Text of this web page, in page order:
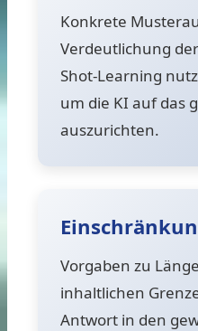
Konkrete
Verdeutlichung
Shot-Learning
um die KI auf das
auszurichten.
Vorgaben zu
inhaltlichen
Antwort in den